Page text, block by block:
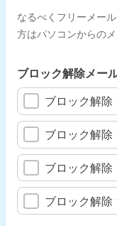
なるべくフリーメー
方はパソコンからの
ブロック解除メー
ブロック解
ブロック解
ブロック解
ブロック解